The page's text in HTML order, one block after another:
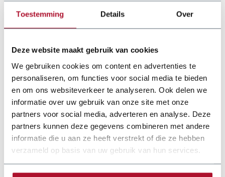
Toestemming Details Over
Deze website maakt gebruik van cookies
We gebruiken cookies om content en advertenties te
personaliseren, om functies voor social media te bieden
en om ons websiteverkeer te analyseren. Ook delen we
informatie over uw gebruik van onze site met onze
partners voor social media, adverteren en analyse. Deze
partners kunnen deze gegevens combineren met andere
informatie die u aan ze heeft verstrekt of die ze hebben
verzameld op basis van uw gebruik van hun services.
Aansluiting
Vermogen 1,5 kW